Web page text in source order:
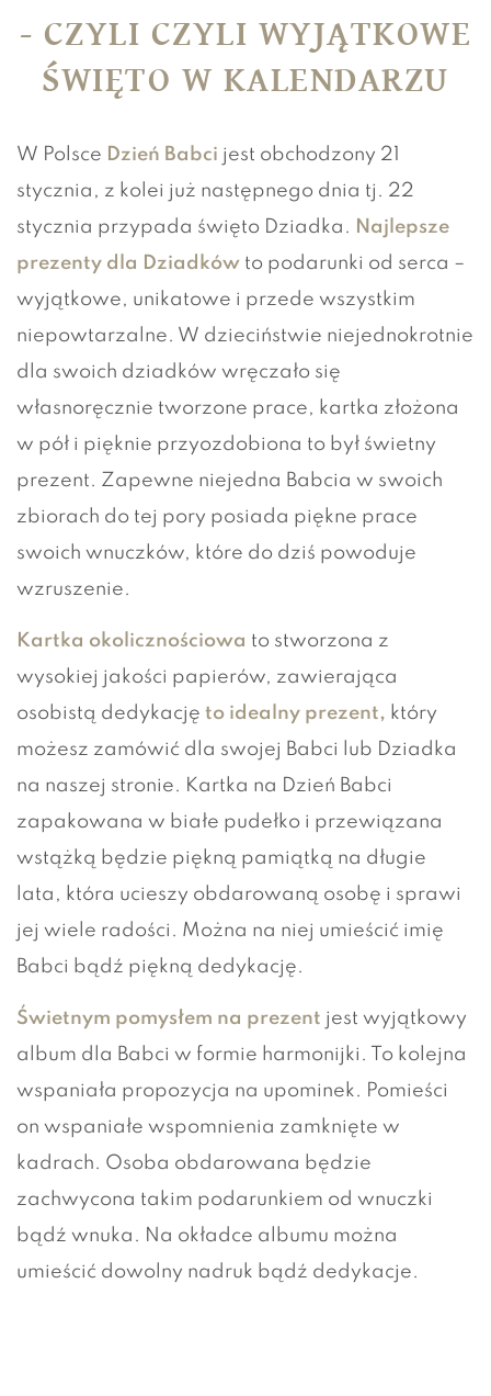
- CZYLI CZYLI WYJĄTKOWE
ŚWIĘTO W KALENDARZU
W Polsce Dzień Babci jest obchodzony 21
stycznia, z kolei już następnego dnia tj. 22
stycznia przypada święto Dziadka. Najlepsze
prezenty dla Dziadków to podarunki od serca –
wyjątkowe, unikatowe i przede wszystkim
niepowtarzalne. W dzieciństwie niejednokrotnie
dla swoich dziadków wręczało się
własnoręcznie tworzone prace, kartka złożona
w pół i pięknie przyozdobiona to był świetny
prezent. Zapewne niejedna Babcia w swoich
zbiorach do tej pory posiada piękne prace
swoich wnuczków, które do dziś powoduje
wzruszenie.
Kartka okolicznościowa to stworzona z
wysokiej jakości papierów, zawierająca
osobistą dedykację to idealny prezent, który
możesz zamówić dla swojej Babci lub Dziadka
na naszej stronie. Kartka na Dzień Babci
zapakowana w białe pudełko i przewiązana
wstążką będzie piękną pamiątką na długie
lata, która ucieszy obdarowaną osobę i sprawi
jej wiele radości. Można na niej umieścić imię
Babci bądź piękną dedykację.
Świetnym pomysłem na prezent jest wyjątkowy
album dla Babci w formie harmonijki. To kolejna
wspaniała propozycja na upominek. Pomieści
on wspaniałe wspomnienia zamknięte w
kadrach. Osoba obdarowana będzie
zachwycona takim podarunkiem od wnuczki
bądź wnuka. Na okładce albumu można
umieścić dowolny nadruk bądź dedykacje.